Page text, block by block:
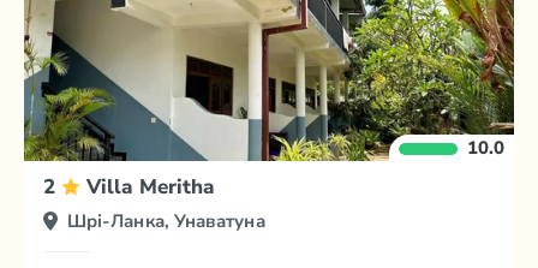
10.0
2 Villa Meritha
Шрі-Ланка, Унаватуна